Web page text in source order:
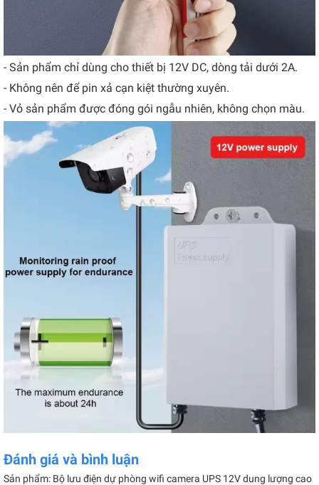
- Sản phẩm chỉ dùng cho thiết bị 12V DC, dòng tải dưới 2A.
- Không nên để pin xả cạn kiệt thường xuyên.
- Vỏ sản phẩm được đóng gói ngẫu nhiên, không chọn màu.
Đánh giá và bình luận
Sản phẩm: Bộ lưu điện dự phòng wifi camera UPS 12V dung lượng cao